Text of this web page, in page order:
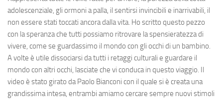
adolescenziale, gli ormoni a palla, il sentirsi invincibili e inarrivabili, il
non essere stati toccati ancora dalla vita. Ho scritto questo pezzo
con la speranza che tutti possiamo ritrovare la spensieratezza di
vivere, come se guardassimo il mondo con gli occhi di un bambino.
A volte è utile dissociarsi da tutti i retaggi culturali e guardare il
mondo con altri occhi, lasciate che vi conduca in questo viaggio. Il
video è stato girato da Paolo Bianconi con il quale si è creata una
grandissima intesa, entrambi amiamo cercare sempre nuovi stimoli